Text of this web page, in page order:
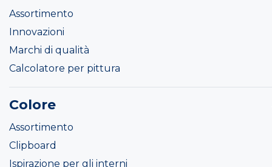
Assortimento
Innovazioni
Marchi di qualità
Calcolatore per pittura
Colore
Assortimento
Clipboard
Ispirazione per gli interni